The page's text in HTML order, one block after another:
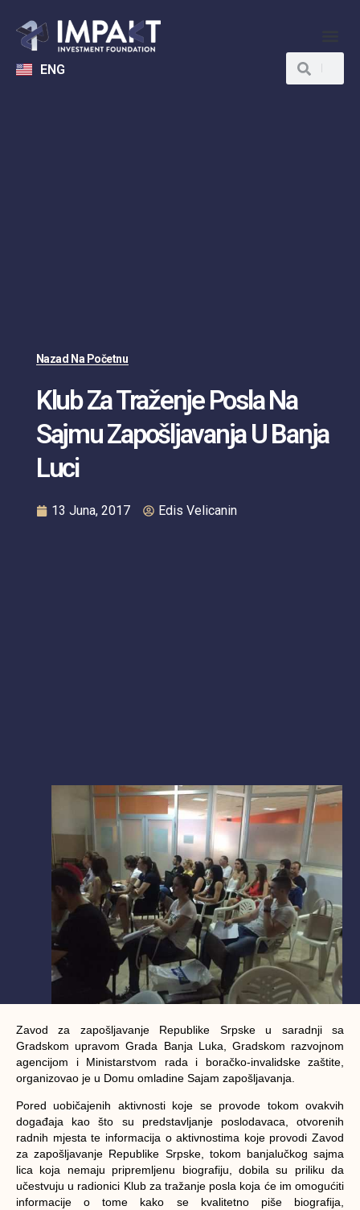
ENG
Nazad Na Početnu
Klub Za Traženje Posla Na
Sajmu Zapošljavanja U Banja
Luci
13 Juna, 2017 Edis Velicanin
Zavod za zapošljavanje Republike Srpske u saradnji sa
Gradskom upravom Grada Banja Luka, Gradskom razvojnom
agencijom i Ministarstvom rada i boračko-invalidske zaštite,
organizovao je u Domu omladine Sajam zapošljavanja.
Pored uobičajenih aktivnosti koje se provode tokom ovakvih
događaja kao što su predstavljanje poslodavaca, otvorenih
radnih mjesta te informacija o aktivnostima koje provodi Zavod
za zapošljavanje Republike Srpske, tokom banjalučkog sajma
lica koja nemaju pripremljenu biografiju, dobila su priliku da
učestvuju u radionici Klub za tražanje posla koja će im omogućiti
informacije o tome kako se kvalitetno piše biografija,